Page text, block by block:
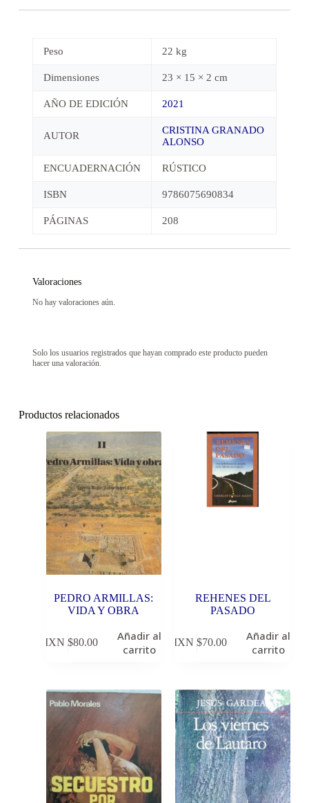
Peso 22 kg
Dimensiones 23 × 15 × 2 cm
AÑO DE EDICIÓN 2021
AUTOR
CRISTINA GRANADO
ALONSO
ENCUADERNACIÓN RÚSTICO
ISBN 9786075690834
PÁGINAS 208
Valoraciones
No hay valoraciones aún.
Solo los usuarios registrados que hayan comprado este producto pueden
hacer una valoración.
Productos relacionados
PEDRO ARMILLAS:
VIDA Y OBRA
MXN $80.00
Añadir al
carrito
REHENES DEL
PASADO
MXN $70.00
Añadir al
carrito